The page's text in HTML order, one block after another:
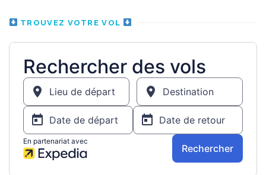
TROUVEZ VOTRE VOL